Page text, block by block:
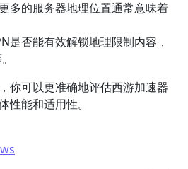
更多的服务器地理位置通常意味着
是否能有效解锁地理限制内容，
你可以更准确地评估西游加速器
性能和适用性。